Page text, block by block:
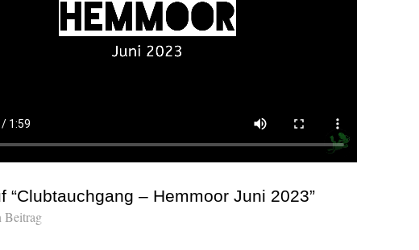
“Clubtauchgang – Hemmoor Juni 2023”
Beitrag